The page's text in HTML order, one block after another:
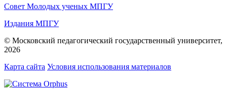
Совет Молодых ученых МПГУ
Издания МПГУ
© Московский педагогический государственный университет,
2026
Карта сайта Условия использования материалов